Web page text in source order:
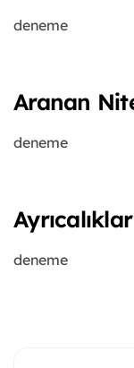
deneme
Aranan
deneme
Ayrıcalıklar
deneme